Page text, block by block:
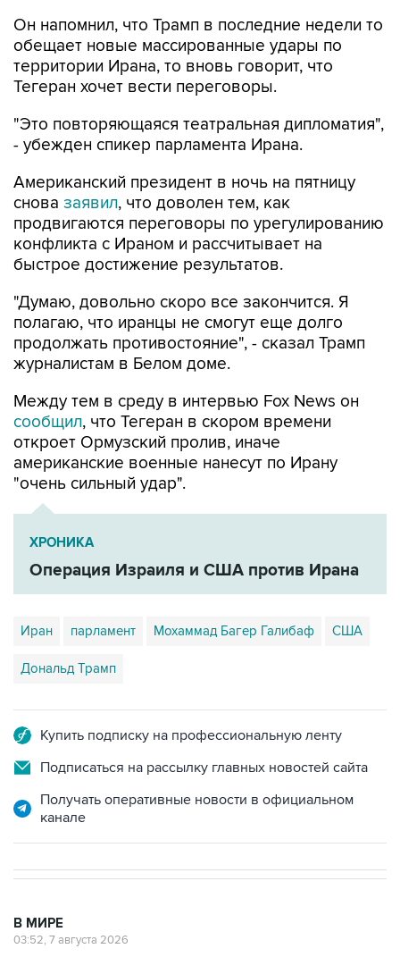
Он напомнил, что Трамп в последние недели то
обещает новые массированные удары по
территории Ирана, то вновь говорит, что
Тегеран хочет вести переговоры.
"Это повторяющаяся театральная дипломатия",
- убежден спикер парламента Ирана.
Американский президент в ночь на пятницу
снова заявил, что доволен тем, как
продвигаются переговоры по урегулированию
конфликта с Ираном и рассчитывает на
быстрое достижение результатов.
"Думаю, довольно скоро все закончится. Я
полагаю, что иранцы не смогут еще долго
продолжать противостояние", - сказал Трамп
журналистам в Белом доме.
Между тем в среду в интервью Fox News он
сообщил, что Тегеран в скором времени
откроет Ормузский пролив, иначе
американские военные нанесут по Ирану
"очень сильный удар".
ХРОНИКА
Операция Израиля и США против Ирана
Иран парламент Мохаммад Багер Галибаф США
Дональд Трамп
Купить подписку на профессиональную ленту
Подписаться на рассылку главных новостей сайта
Получать оперативные новости в официальном
канале
В МИРЕ
03:52, 7 августа 2026